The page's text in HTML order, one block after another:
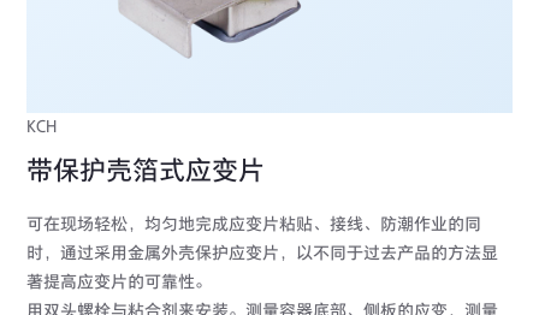
KCH
带保护壳箔式应变片
可在现场轻松，均匀地完成应变片粘贴、接线、防潮作业的同
时，通过采用金属外壳保护应变片，以不同于过去产品的方法显
著提高应变片的可靠性。
用双头螺栓与粘合剂来安装。测量容器底部、侧板的应变，测量